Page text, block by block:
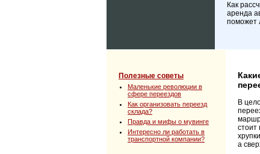
Как
аренда
поможет
Полезные советы
Маленькие революции в
сфере переездов
Как организовать переезд
склада?
Правда и мифы о мувинге
Интересно ли работать в
транспортной компании?
В
стоит
а